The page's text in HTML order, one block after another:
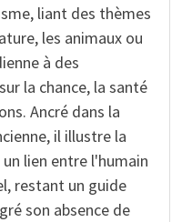
liant des thèmes
les animaux ou
à des
la chance, la santé
Ancré dans la
il illustre la
un lien entre l'humain
restant un guide
son absence de